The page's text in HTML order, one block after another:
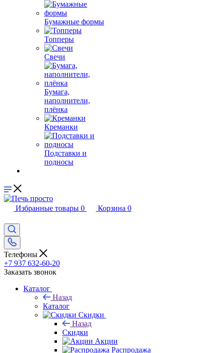
Бумажные формы
Топперы
Свечи
Бумага,
наполнители,
плёнка
Креманки
Подставки и
подносы
Избранные товары 0 Корзина 0
Телефоны
+7 937 632-60-20
Заказать звонок
Каталог
Назад
Каталог
Скидки
Назад
Скидки
Акции
Распродажа